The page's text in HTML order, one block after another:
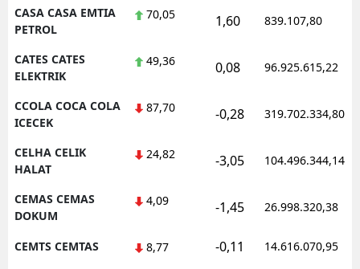
CASA CASA EMTIA
PETROL
70,05 1,60 839.107,80
CATES CATES
ELEKTRIK
49,36 0,08 96.925.615,22
CCOLA COCA COLA
ICECEK
87,70 -0,28 319.702.334,80
CELHA CELIK
HALAT
24,82 -3,05 104.496.344,14
CEMAS CEMAS
DOKUM
4,09 -1,45 26.998.320,38
CEMTS CEMTAS 8,77 -0,11 14.616.070,95